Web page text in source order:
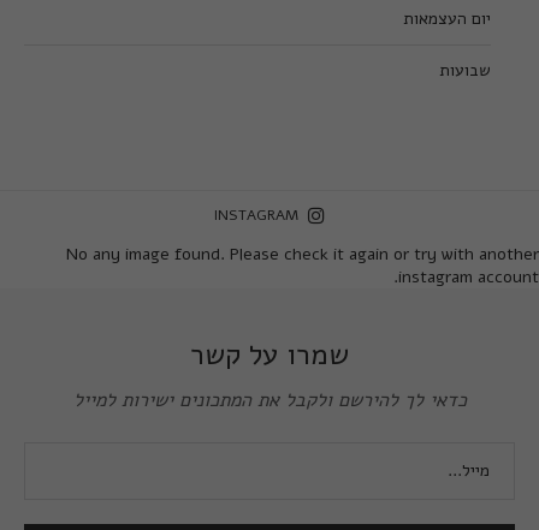
יום העצמאות
שבועות
INSTAGRAM
No any image found. Please check it again or try with another
instagram account.
שמרו על קשר
כדאי לך להירשם ולקבל את המתכונים ישירות למייל